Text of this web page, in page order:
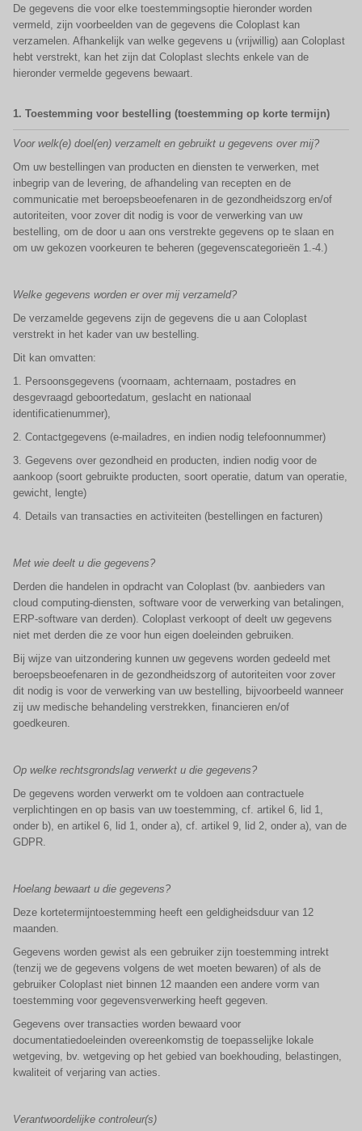
De gegevens die voor elke toestemmingsoptie hieronder worden
vermeld, zijn voorbeelden van de gegevens die Coloplast kan
verzamelen. Afhankelijk van welke gegevens u (vrijwillig) aan Coloplast
hebt verstrekt, kan het zijn dat Coloplast slechts enkele van de
hieronder vermelde gegevens bewaart.
1. Toestemming voor bestelling (toestemming op korte termijn)
Voor welk(e) doel(en) verzamelt en gebruikt u gegevens over mij?
Om uw bestellingen van producten en diensten te verwerken, met
inbegrip van de levering, de afhandeling van recepten en de
communicatie met beroepsbeoefenaren in de gezondheidszorg en/of
autoriteiten, voor zover dit nodig is voor de verwerking van uw
bestelling, om de door u aan ons verstrekte gegevens op te slaan en
om uw gekozen voorkeuren te beheren (gegevenscategorieën 1.-4.)
Welke gegevens worden er over mij verzameld?
De verzamelde gegevens zijn de gegevens die u aan Coloplast
verstrekt in het kader van uw bestelling.
Dit kan omvatten:
1. Persoonsgegevens (voornaam, achternaam, postadres en
desgevraagd geboortedatum, geslacht en nationaal
identificatienummer),
2. Contactgegevens (e-mailadres, en indien nodig telefoonnummer)
3. Gegevens over gezondheid en producten, indien nodig voor de
aankoop (soort gebruikte producten, soort operatie, datum van operatie,
gewicht, lengte)
4. Details van transacties en activiteiten (bestellingen en facturen)
Met wie deelt u die gegevens?
Derden die handelen in opdracht van Coloplast (bv. aanbieders van
cloud computing-diensten, software voor de verwerking van betalingen,
ERP-software van derden). Coloplast verkoopt of deelt uw gegevens
niet met derden die ze voor hun eigen doeleinden gebruiken.
Bij wijze van uitzondering kunnen uw gegevens worden gedeeld met
beroepsbeoefenaren in de gezondheidszorg of autoriteiten voor zover
dit nodig is voor de verwerking van uw bestelling, bijvoorbeeld wanneer
zij uw medische behandeling verstrekken, financieren en/of
goedkeuren.
Op welke rechtsgrondslag verwerkt u die gegevens?
De gegevens worden verwerkt om te voldoen aan contractuele
verplichtingen en op basis van uw toestemming, cf. artikel 6, lid 1,
onder b), en artikel 6, lid 1, onder a), cf. artikel 9, lid 2, onder a), van de
GDPR.
Hoelang bewaart u die gegevens?
Deze kortetermijntoestemming heeft een geldigheidsduur van 12
maanden.
Gegevens worden gewist als een gebruiker zijn toestemming intrekt
(tenzij we de gegevens volgens de wet moeten bewaren) of als de
gebruiker Coloplast niet binnen 12 maanden een andere vorm van
toestemming voor gegevensverwerking heeft gegeven.
Gegevens over transacties worden bewaard voor
documentatiedoeleinden overeenkomstig de toepasselijke lokale
wetgeving, bv. wetgeving op het gebied van boekhouding, belastingen,
kwaliteit of verjaring van acties.
Verantwoordelijke controleur(s)